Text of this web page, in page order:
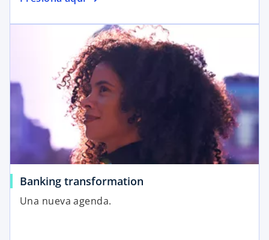
Banking transformation
Una nueva agenda.